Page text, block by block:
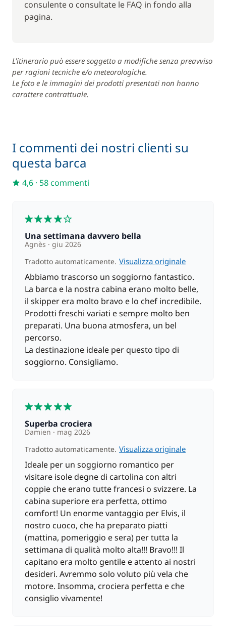
Sbarco a Mahé la mattina presto.
consulente o consultate le FAQ in fondo alla
pagina.
L'itinerario può essere soggetto a modifiche senza preavviso
per ragioni tecniche e/o meteorologiche.
Le foto e le immagini dei prodotti presentati non hanno
carattere contrattuale.
I commenti dei nostri clienti su
questa barca
4,6 · 58 commenti
Una settimana davvero bella
Agnès
giu 2026
Tradotto automaticamente. Visualizza originale
Abbiamo trascorso un soggiorno fantastico.
La barca e la nostra cabina erano molto belle,
il skipper era molto bravo e lo chef incredibile.
Prodotti freschi variati e sempre molto ben
preparati. Una buona atmosfera, un bel
percorso.
La destinazione ideale per questo tipo di
soggiorno. Consigliamo.
Superba crociera
Damien
mag 2026
Tradotto automaticamente. Visualizza originale
Ideale per un soggiorno romantico per
visitare isole degne di cartolina con altri
coppie che erano tutte francesi o svizzere. La
cabina superiore era perfetta, ottimo
comfort! Un enorme vantaggio per Elvis, il
nostro cuoco, che ha preparato piatti
(mattina, pomeriggio e sera) per tutta la
settimana di qualità molto alta!!! Bravo!!! Il
capitano era molto gentile e attento ai nostri
desideri. Avremmo solo voluto più vela che
motore. Insomma, crociera perfetta e che
consiglio vivamente!